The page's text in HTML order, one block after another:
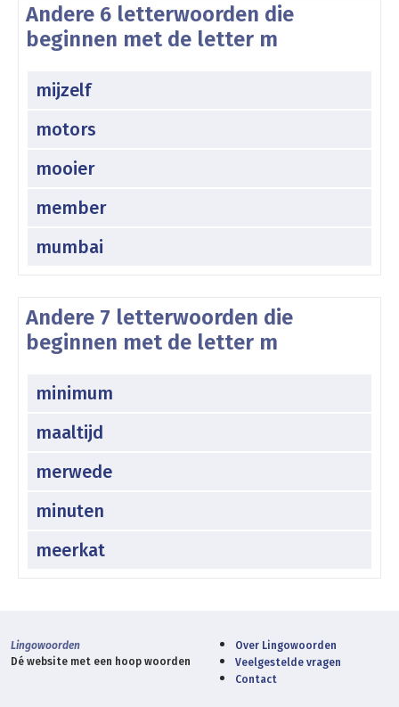
Andere 6 letterwoorden die
beginnen met de letter m
mijzelf
motors
mooier
member
mumbai
Andere 7 letterwoorden die
beginnen met de letter m
minimum
maaltijd
merwede
minuten
meerkat
Lingowoorden
Dé website met een hoop woorden
Over Lingowoorden
Veelgestelde vragen
Contact